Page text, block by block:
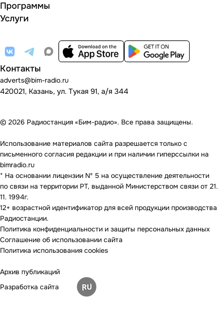
Программы
Услуги
Контакты
adverts@bim-radio.ru
420021, Казань, ул. Тукая 91, а/я 344
© 2026 Радиостанция «Бим-радио». Все права защищены.
Использование материалов сайта разрешается только с
письменного согласия редакции и при наличии гиперссылки на
bimradio.ru
* На основании лицензии Nº 5 на осуществление деятельности
по связи на территории РТ, выданной Министерством связи от 21.
11. 1994г.
12+ возрастной идентификатор для всей продукции производства
Радиостанции.
Политика конфиденциальности и защиты персональных данных
Соглашение об использовании сайта
Политика использования cookies
Архив публикаций
Разработка сайта